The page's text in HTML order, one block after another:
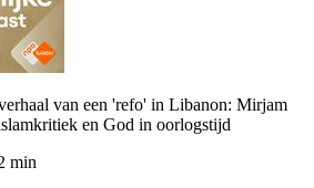
van een 'refo' in Libanon: Mirjam
en God in oorlogstijd
min